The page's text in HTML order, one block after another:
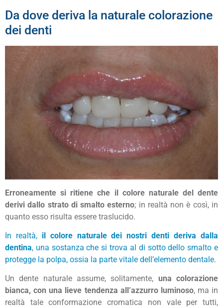
Da dove deriva la naturale colorazione
dei denti
Erroneamente si ritiene che il colore naturale del dente
derivi dallo strato di smalto esterno; in realtà non è così, in
quanto esso risulta essere traslucido.
In realtà, il colore naturale dei nostri denti deriva dalla
dentina, una sostanza che si trova al di sotto dello smalto e
protegge la polpa, ossia la parte vitale dell’elemento dentale.
Un dente naturale assume, solitamente, una colorazione
bianca, con una lieve tendenza all’azzurro luminoso, ma in
realtà tale conformazione cromatica non vale per tutti,